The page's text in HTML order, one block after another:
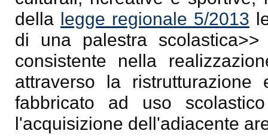
della legge regionale 5/2013
di una palestra scolastica>>
consistente nella
attraverso la
fabbricato ad uso
l'acquisizione dell'adiacente